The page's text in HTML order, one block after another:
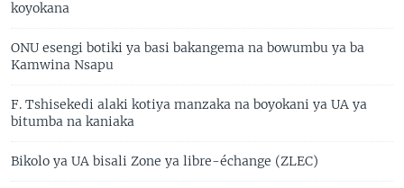
koyokana
ONU esengi botiki ya basi bakangema na bowumbu ya ba
Kamwina Nsapu
F. Tshisekedi alaki kotiya manzaka na boyokani ya UA ya
bitumba na kaniaka
Bikolo ya UA bisali Zone ya libre-échange (ZLEC)